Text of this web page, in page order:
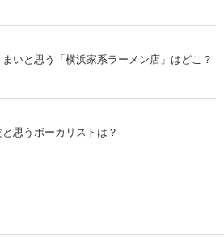
いと思う「横浜家系ラーメン店」はどこ？
思うボーカリストは？